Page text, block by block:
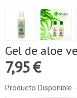
Gel de aloe
7,95 €
Producto Disponible -